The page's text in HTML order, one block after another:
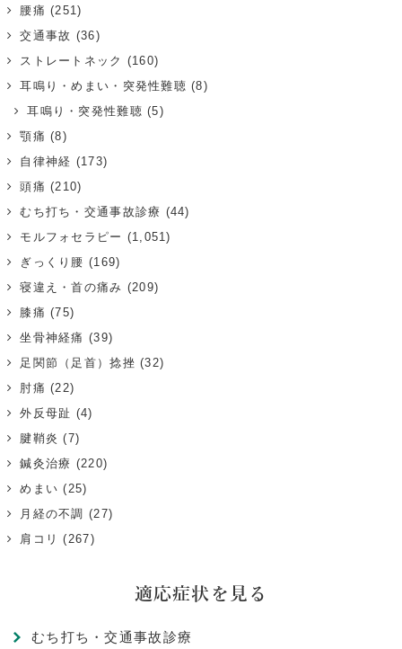
腰痛 (251)
交通事故 (36)
ストレートネック (160)
耳鳴り・めまい・突発性難聴 (8)
耳鳴り・突発性難聴 (5)
顎痛 (8)
自律神経 (173)
頭痛 (210)
むち打ち・交通事故診療 (44)
モルフォセラピー (1,051)
ぎっくり腰 (169)
寝違え・首の痛み (209)
膝痛 (75)
坐骨神経痛 (39)
足関節（足首）捻挫 (32)
肘痛 (22)
外反母趾 (4)
腱鞘炎 (7)
鍼灸治療 (220)
めまい (25)
月経の不調 (27)
肩コリ (267)
適応症状を見る
むち打ち・交通事故診療